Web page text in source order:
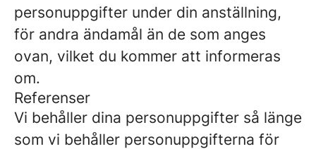
personuppgifter under din anställning,
för andra ändamål än de som anges
ovan, vilket du kommer att informeras
om.
Referenser
Vi behåller dina personuppgifter så länge
som vi behåller personuppgifterna för